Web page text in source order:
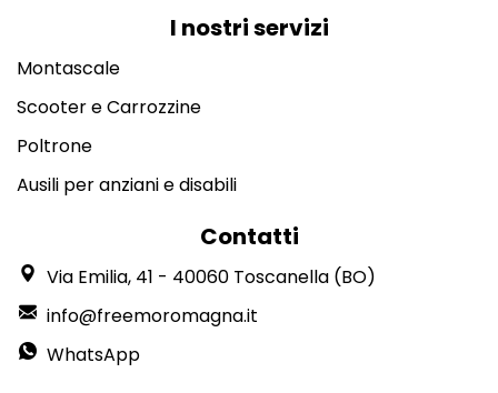
I nostri servizi
Montascale
Scooter e Carrozzine
Poltrone
Ausili per anziani e disabili
Contatti
Via Emilia, 41 - 40060 Toscanella (BO)
info@freemoromagna.it
WhatsApp